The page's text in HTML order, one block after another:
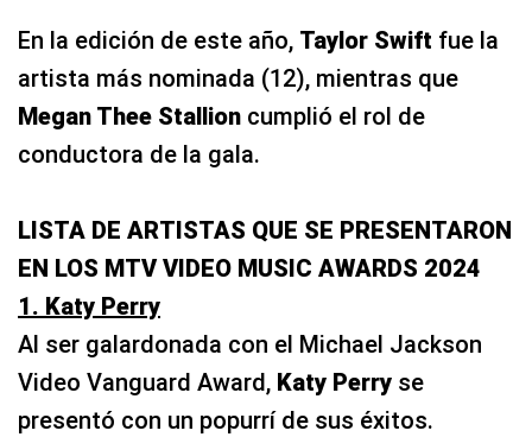
En la edición de este año, Taylor Swift fue la
artista más nominada (12), mientras que
Megan Thee Stallion cumplió el rol de
conductora de la gala.
LISTA DE ARTISTAS QUE SE PRESENTARON
EN LOS MTV VIDEO MUSIC AWARDS 2024
1. Katy Perry
Al ser galardonada con el Michael Jackson
Video Vanguard Award, Katy Perry se
presentó con un popurrí de sus éxitos.